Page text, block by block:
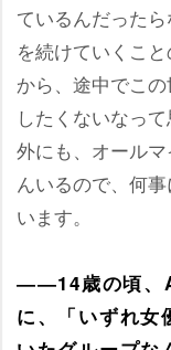
ているんだった
を続けていくこ
から、途中でこ
したくないなっ
外にも、オール
んいるので、何
います。
――14歳の頃、
に、「いずれ女